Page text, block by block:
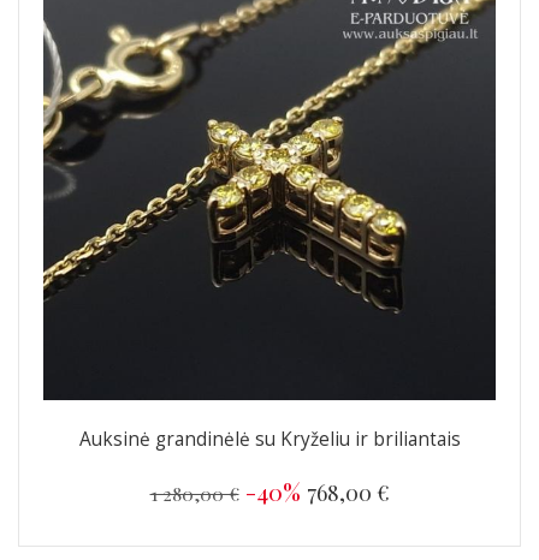
Auksinė grandinėlė su Kryželiu ir briliantais
1 280,00 € -40% 768,00 €